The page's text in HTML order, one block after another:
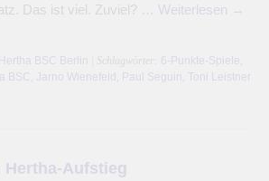
Das ist viel. Zuviel? … Weiterlesen →
Hertha BSC Berlin | Schlagwörter: 6-Punkte-Spiele
BSC Jarno Wienefeld Paul Seguin
Toni Leistner
Hertha-Aufstieg